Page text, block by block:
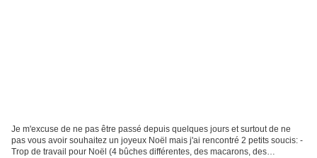
Je m'excuse de ne pas être passé depuis quelques jours et surtout de ne
pas vous avoir souhaitez un joyeux Noël mais j'ai rencontré 2 petits soucis: -
Trop de travail pour Noël (4 bûches différentes, des macarons, des